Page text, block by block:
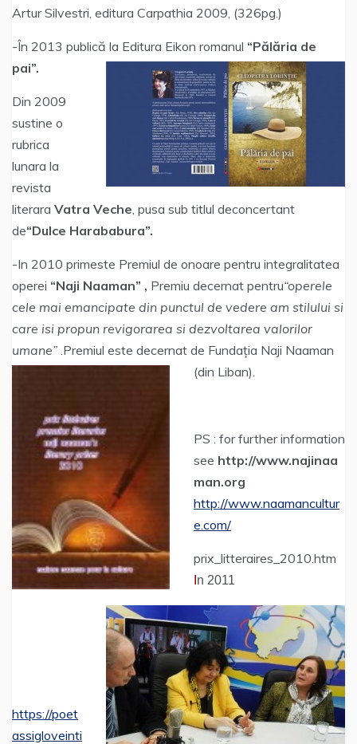
Artur Silvestri, editura Carpathia 2009, (326pg.)
-În 2013 publică la Editura Eikon romanul “Pălăria de
pai”.
Din 2009
sustine o
rubrica
lunara la
revista
literara Vatra Veche , pusa sub titlul deconcertant
de“Dulce Harababura”.
-In 2010 primeste Premiul de onoare pentru integralitatea
operei “Naji Naaman” , Premiu decernat pentru“operele
cele mai emancipate din punctul de vedere am stilului si
care isi propun revigorarea si dezvoltarea valorilor
umane” .Premiul este decernat de Fundația Naji Naaman
(din Liban).
PS : for further information
see http://www.najinaa
man.org
http://www.naamancultur
e.com/
prix_litteraires_2010.htm
n 2011
https://poet
assigloveinti